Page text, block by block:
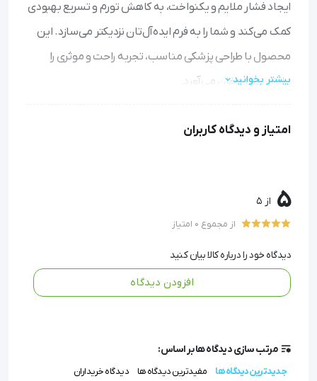
ایجاد فشار ملایم و یکنواخت، به کاهش تورم و تسریع بهبودی
کمک می‌کند و شما را به فرم ایده‌آل‌تان نزدیکتر می‌سازد. این
محصول با طراحی پزشکی مناسب، تجربه راحت و موثری را
برایتان به ارمغان می‌آورد.
– فرم‌دهی بهتر: به حفظ و تثبیت شکل جدید بدن کمک کرده و
نتایج عمل جراحی را بهبود می‌بخشد.
استفاده طولانی‌مدت را بدون احساس ناراحتی فراهم می‌کند.
گزینه را انتخاب کنید.
بیشتر بخوانید
امتیاز و دیدگاه کاربران
5 از 5
از مجموع 0 امتیاز
دیدگاه خود را درباره کالا بیان کنید
افزودن دیدگاه
مرتب سازی دیدگاه ها بر اساس:
جدیدترین دیدگاه ها مفیدترین دیدگاه ها دیدگاه خریداران